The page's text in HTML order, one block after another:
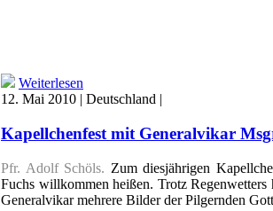
Weiterlesen
12. Mai 2010 | Deutschland |
Kapellchenfest mit Generalvikar
Pfr. Adolf Schöls. Zum diesjährigen
Fuchs willkommen heißen. Trotz Regenwetters
Generalvikar mehrere Bilder der Pilgernden